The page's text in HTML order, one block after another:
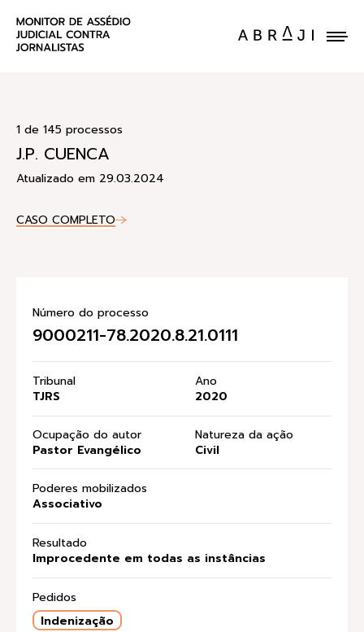
ENVIE UM CASO
1 de 145 processos
J.P. CUENCA
Atualizado em 29.03.2024
CASO COMPLETO
Número do processo
9000211-78.2020.8.21.0111
Tribunal
TJRS
Ano
2020
Ocupação do autor
Pastor Evangélico
Natureza da ação
Civil
Poderes mobilizados
Associativo
Resultado
Improcedente em todas as instâncias
Pedidos
Indenização